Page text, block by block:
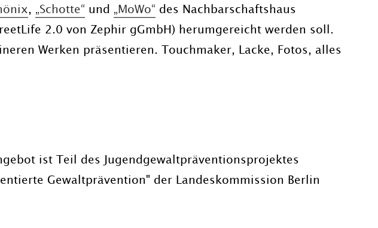
, „Schotte“ und „MoWo“ des Nachbarschaftshaus
2.0 von Zephir gGmbH) herumgereicht werden soll.
Werken präsentieren. Touchmaker, Lacke, Fotos, alles
ist Teil des Jugendgewaltpräventionsprojektes
Gewaltprävention" der Landeskommission Berlin